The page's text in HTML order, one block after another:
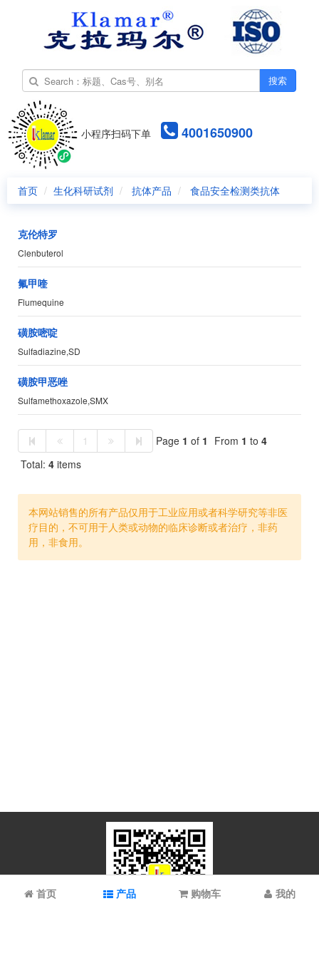
搜索
小程序扫码下单 4001650900
首页 生化科研试剂 抗体产品 食品安全检测类抗体
克伦特罗
Clenbuterol
氟甲喹
Flumequine
磺胺嘧啶
Sulfadiazine,SD
磺胺甲恶唑
Sulfamethoxazole,SMX
1 Page 1 of 1 From 1 to 4
Total: 4 items
本网站销售的所有产品仅用于工业应用或者科学研究等非医
疗目的，不可用于人类或动物的临床诊断或者治疗，非药
用，非食用。
首页 产品 购物车 我的